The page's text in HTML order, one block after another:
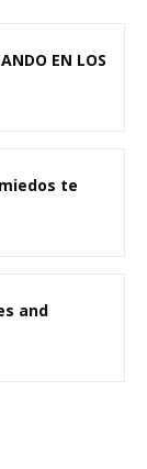
EN LOS
te
and